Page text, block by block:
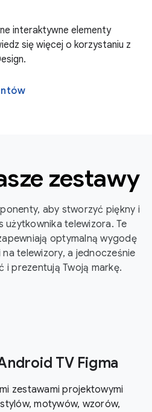
interaktywne elementy
się więcej o korzystaniu z
zestawy
aby stworzyć piękny i
użytkownika telewizora. Te
optymalną wygodę
telewizory, a jednocześnie
i prezentują Twoją markę.
TV Figma
zestawami projektowymi
motywów, wzorów,